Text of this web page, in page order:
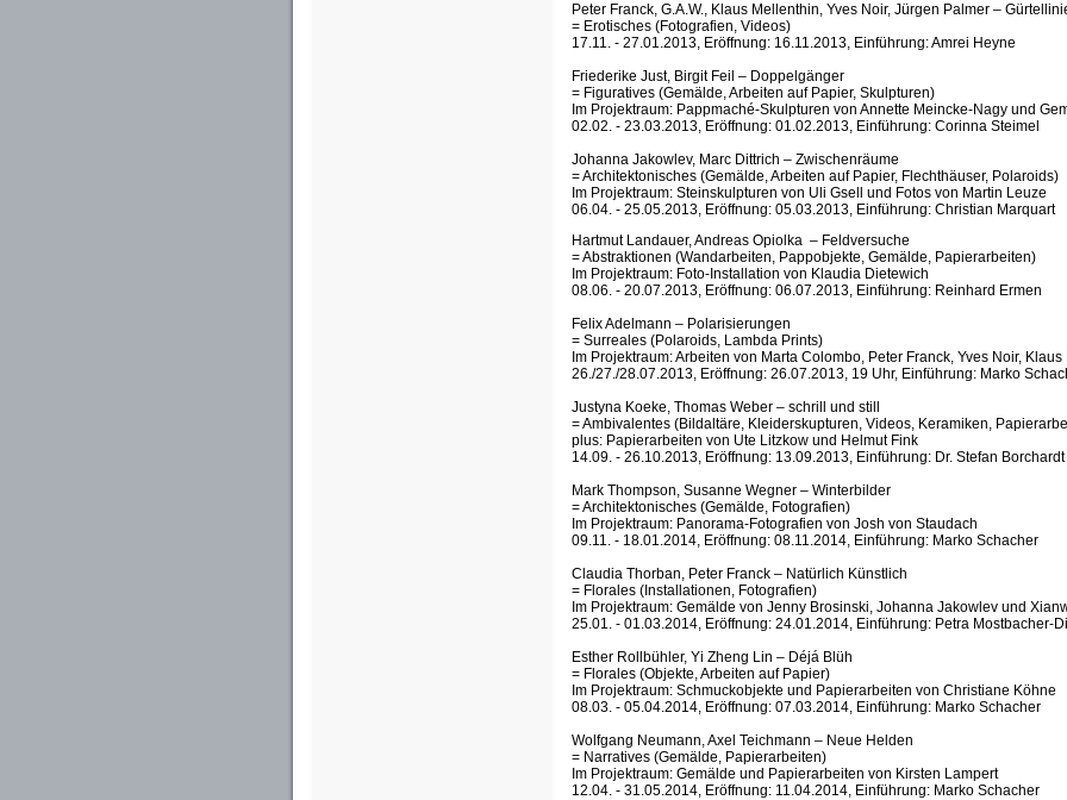
Peter Franck, G.A.W., Klaus Mellenthin, Yves Noir, Jürgen Palmer –
= Erotisches (Fotografien, Videos)
17.11. - 27.01.2013, Eröffnung: 16.11.2013, Einführung: Amrei Heyne
Friederike Just, Birgit Feil – Doppelgänger
= Figuratives (Gemälde, Arbeiten auf Papier, Skulpturen)
Im Projektraum: Pappmaché-Skulpturen von Annette Meincke-Nagy und
02.02. - 23.03.2013, Eröffnung: 01.02.2013, Einführung: Corinna Steimel
Johanna Jakowlev, Marc Dittrich – Zwischenräume
= Architektonisches (Gemälde, Arbeiten auf Papier, Flechthäuser, Polaroids)
Im Projektraum: Steinskulpturen von Uli Gsell und Fotos von Martin Leuze
06.04. - 25.05.2013, Eröffnung: 05.03.2013, Einführung: Christian Marquart
Hartmut Landauer, Andreas Opiolka – Feldversuche
= Abstraktionen (Wandarbeiten, Pappobjekte, Gemälde, Papierarbeiten)
Im Projektraum: Foto-Installation von Klaudia Dietewich
08.06. - 20.07.2013, Eröffnung: 06.07.2013, Einführung: Reinhard Ermen
Felix Adelmann – Polarisierungen
= Surreales (Polaroids, Lambda Prints)
Im Projektraum: Arbeiten von Marta Colombo, Peter Franck, Yves Noir,
26./27./28.07.2013, Eröffnung: 26.07.2013, 19 Uhr, Einführung: Marko
Justyna Koeke, Thomas Weber – schrill und still
= Ambivalentes (Bildaltäre, Kleiderskupturen, Videos, Keramiken,
plus: Papierarbeiten von Ute Litzkow und Helmut Fink
14.09. - 26.10.2013, Eröffnung: 13.09.2013, Einführung: Dr. Stefan Borchardt
Mark Thompson, Susanne Wegner – Winterbilder
= Architektonisches (Gemälde, Fotografien)
Im Projektraum: Panorama-Fotografien von Josh von Staudach
09.11. - 18.01.2014, Eröffnung: 08.11.2014, Einführung: Marko Schacher
Claudia Thorban, Peter Franck – Natürlich Künstlich
= Florales (Installationen, Fotografien)
Im Projektraum: Gemälde von Jenny Brosinski, Johanna Jakowlev und
25.01. - 01.03.2014, Eröffnung: 24.01.2014, Einführung: Petra Mostbacher-
Esther Rollbühler, Yi Zheng Lin – Déjá Blüh
= Florales (Objekte, Arbeiten auf Papier)
Im Projektraum: Schmuckobjekte und Papierarbeiten von Christiane Köhne
08.03. - 05.04.2014, Eröffnung: 07.03.2014, Einführung: Marko Schacher
Wolfgang Neumann, Axel Teichmann – Neue Helden
= Narratives (Gemälde, Papierarbeiten)
Im Projektraum: Gemälde und Papierarbeiten von Kirsten Lampert
12.04. - 31.05.2014, Eröffnung: 11.04.2014, Einführung: Marko Schacher